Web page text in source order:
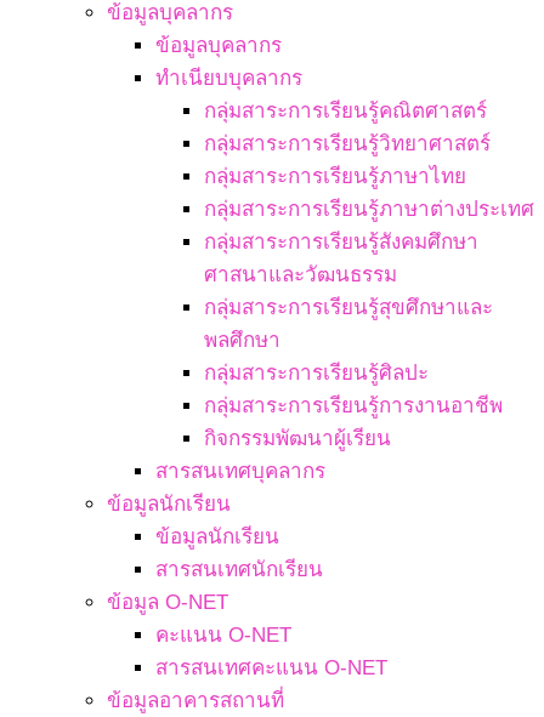
ข้อมูลบุคลากร
ข้อมูลบุคลากร
ทำเนียบบุคลากร
กลุ่มสาระการเรียนรู้คณิตศาสตร์
กลุ่มสาระการเรียนรู้วิทยาศาสตร์
กลุ่มสาระการเรียนรู้ภาษาไทย
กลุ่มสาระการเรียนรู้ภาษาต่างประเทศ
กลุ่มสาระการเรียนรู้สังคมศึกษา
ศาสนาและวัฒนธรรม
กลุ่มสาระการเรียนรู้สุขศึกษาและ
พลศึกษา
กลุ่มสาระการเรียนรู้ศิลปะ
กลุ่มสาระการเรียนรู้การงานอาชีพ
กิจกรรมพัฒนาผู้เรียน
สารสนเทศบุคลากร
ข้อมูลนักเรียน
ข้อมูลนักเรียน
สารสนเทศนักเรียน
ข้อมูล O-NET
คะแนน O-NET
สารสนเทศคะแนน O-NET
ข้อมูลอาคารสถานที่